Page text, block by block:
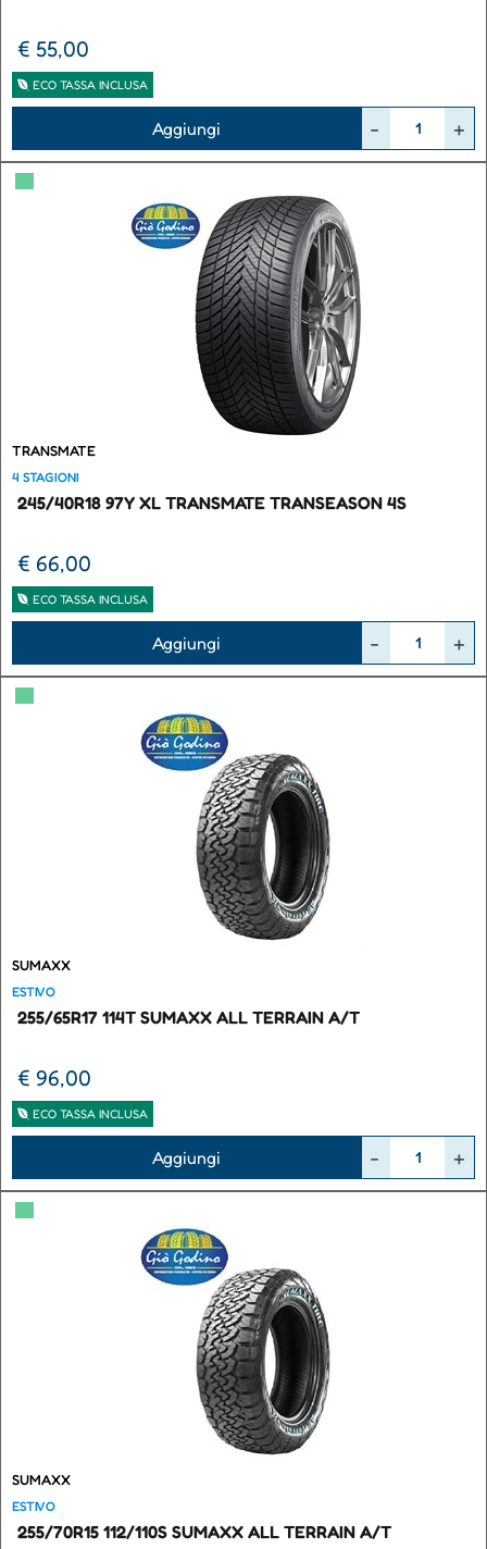
€ 55,00
ECO TASSA INCLUSA
Aggiungi
▀
TRANSMATE
4 STAGIONI
245/40R18 97Y XL TRANSMATE TRANSEASON 4S
€ 66,00
ECO TASSA INCLUSA
Aggiungi
▀
SUMAXX
ESTIVO
255/65R17 114T SUMAXX ALL TERRAIN A/T
€ 96,00
ECO TASSA INCLUSA
Aggiungi
▀
SUMAXX
ESTIVO
255/70R15 112/110S SUMAXX ALL TERRAIN A/T